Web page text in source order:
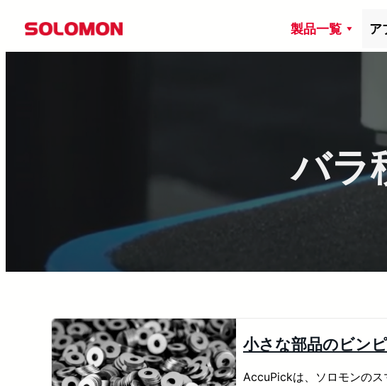
製品一覧 ア
バラ
小さな部品のビン
AccuPickは、ソロモンの